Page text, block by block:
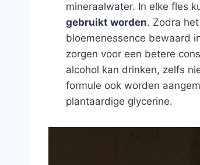
mineraalwater. In elke fles
gebruikt worden. Zodra
bloemenessence bewaard
zorgen voor een betere
alcohol kan drinken, zelfs
formule ook worden
plantaardige glycerine.